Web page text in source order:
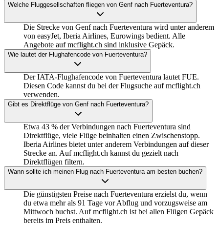
Welche Fluggesellschaften fliegen von Genf nach Fuerteventura?
Die Strecke von Genf nach Fuerteventura wird unter anderem
von easyJet, Iberia Airlines, Eurowings bedient. Alle
Angebote auf mcflight.ch sind inklusive Gepäck.
Wie lautet der Flughafencode von Fuerteventura?
Der IATA-Flughafencode von Fuerteventura lautet FUE.
Diesen Code kannst du bei der Flugsuche auf mcflight.ch
verwenden.
Gibt es Direktflüge von Genf nach Fuerteventura?
Etwa 43 % der Verbindungen nach Fuerteventura sind
Direktflüge, viele Flüge beinhalten einen Zwischenstopp.
Iberia Airlines bietet unter anderem Verbindungen auf dieser
Strecke an. Auf mcflight.ch kannst du gezielt nach
Direktflügen filtern.
Wann sollte ich meinen Flug nach Fuerteventura am besten buchen?
Die günstigsten Preise nach Fuerteventura erzielst du, wenn
du etwa mehr als 91 Tage vor Abflug und vorzugsweise am
Mittwoch buchst. Auf mcflight.ch ist bei allen Flügen Gepäck
bereits im Preis enthalten.